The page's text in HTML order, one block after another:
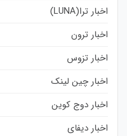
اخبار ترا(LUNA)
اخبار ترون
اخبار تزوس
اخبار چین لینک
اخبار دوج کوین
اخبار دیفای